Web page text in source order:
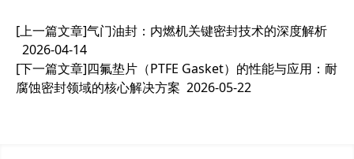
[上一篇文章]气门油封：内燃机关键密封技术的深度解析
2026-04-14
[下一篇文章]四氟垫片（PTFE Gasket）的性能与应用：耐
腐蚀密封领域的核心解决方案 2026-05-22